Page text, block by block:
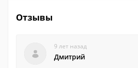
Отзывы
9 лет назад
Дмитрий